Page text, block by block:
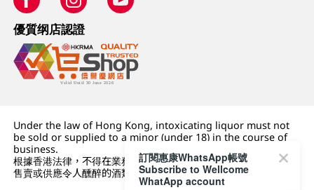
優質纲店認證
Under the law of Hong Kong, intoxicating liquor must not
be sold or supplied to a minor (under 18) in the course of
business.
根據香港法律，不得在業務過程中，向未成年人 (18 歲以下人士)
售賣或供應令人醺醉的酒類。
訂閱惠康WhatsApp帳號
Subscribe to Wellcome
WhatApp account